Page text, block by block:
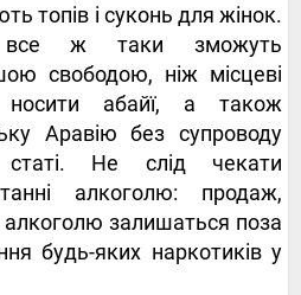
топів і суконь для жінок.
все ж таки зможуть
свободою, ніж місцеві
абайї, а також
Аравію без супроводу
статі. Не слід чекати
алкоголю: продаж,
залишаться поза
будь-яких наркотиків у